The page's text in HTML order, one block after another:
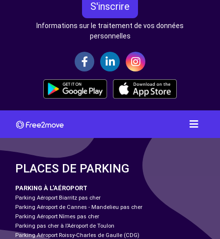
S'inscrire
Informations sur le traitement de vos données
personnelles
PLACES DE PARKING
PARKING À L'AÉROPORT
Parking Aéroport Biarritz pas cher
Parking Aéroport de Cannes - Mandelieu pas cher
Parking Aéroport Nîmes pas cher
Parking pas cher à l’Aéroport de Toulon
Parking Aéroport Roissy-Charles de Gaulle (CDG)